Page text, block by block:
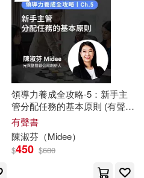
領導力養成全攻略-5：新手主
管分配任務的基本原則 (有聲
書)
有聲書
陳淑芬 （Midee）
$450 $680